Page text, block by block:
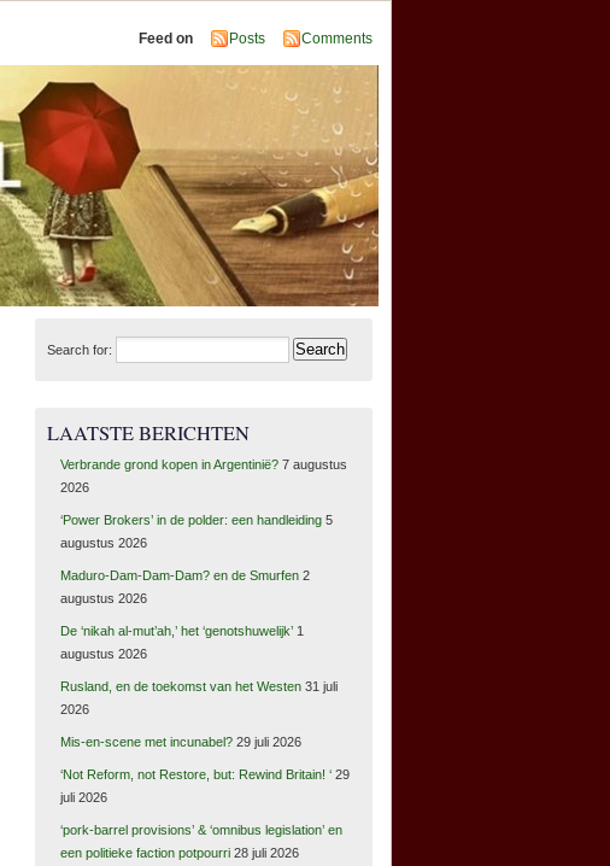
Feed on Posts Comments
Search for:
LAATSTE BERICHTEN
Verbrande grond kopen in Argentinië? 7 augustus
2026
‘Power Brokers’ in de polder: een handleiding 5
augustus 2026
Maduro-Dam-Dam-Dam? en de Smurfen 2
augustus 2026
De ‘nikah al-mut’ah,’ het ‘genotshuwelijk’ 1
augustus 2026
Rusland, en de toekomst van het Westen 31 juli
2026
Mis-en-scene met incunabel? 29 juli 2026
‘Not Reform, not Restore, but: Rewind Britain! ‘ 29
juli 2026
‘pork-barrel provisions’ & ‘omnibus legislation’ en
een politieke faction potpourri 28 juli 2026